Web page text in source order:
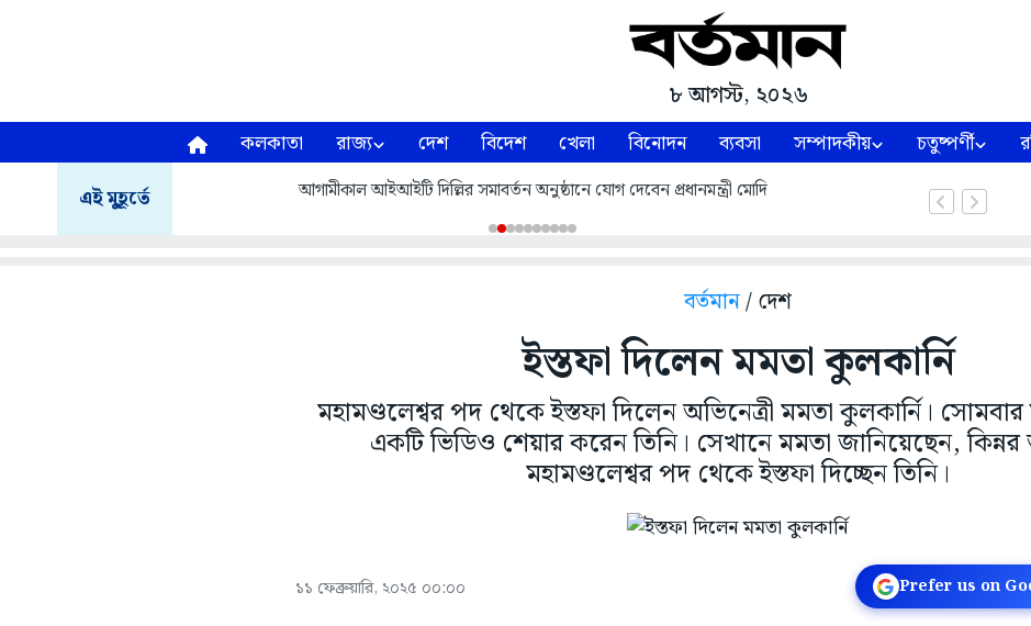
৮ আগস্ট, ২০২৬
কলকাতা রাজ্য দেশ বিদেশ খেলা বিনোদন ব্যবসা সম্পাদকীয় চতুষ্পর্ণী
এই মুহূর্তে আগামীকাল আইআইটি দিল্লির সমাবর্তন অনুষ্ঠানে যোগ দেবেন প্রধানমন্ত্রী মোদি
বর্তমান/ দেশ
ইস্তফা দিলেন মমতা কুলকার্নি
মহামণ্ডলেশ্বর পদ থেকে ইস্তফা দিলেন অভিনেত্রী মমতা কুলকার্নি।
একটি ভিডিও শেয়ার করেন তিনি। সেখানে মমতা জানিয়েছেন,
মহামণ্ডলেশ্বর পদ থেকে ইস্তফা দিচ্ছেন তিনি।
১১ ফেব্রুয়ারি, ২০২৫ ০০:০০ Prefer us on